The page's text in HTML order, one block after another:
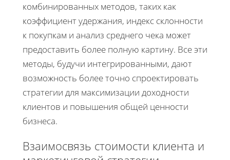
комбинированных методов, таких как
коэффициент удержания, индекс склонности
к покупкам и анализ среднего чека может
предоставить более полную картину. Все эти
методы, будучи интегрированными, дают
возможность более точно спроектировать
стратегии для максимизации доходности
клиентов и повышения общей ценности
бизнеса.
Взаимосвязь стоимости клиента и